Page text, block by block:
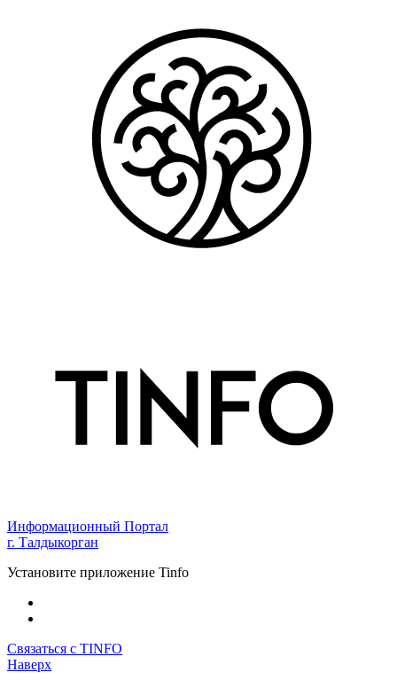
Информационный Портал
г. Талдыкорган
Установите приложение Tinfo
Связаться с TINFO
Наверх